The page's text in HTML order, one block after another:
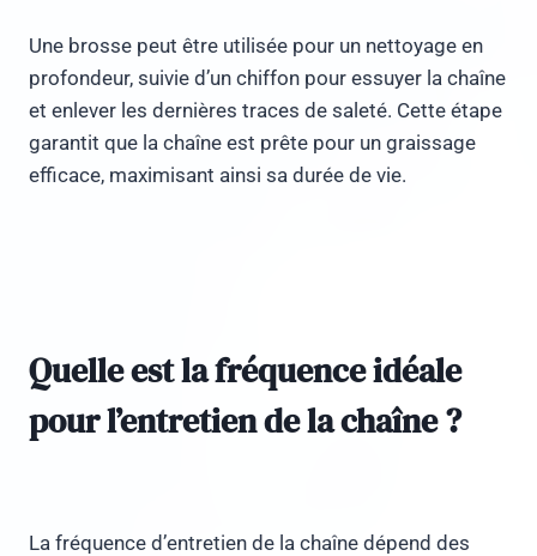
Une brosse peut être utilisée pour un nettoyage en
profondeur, suivie d’un chiffon pour essuyer la chaîne
et enlever les dernières traces de saleté. Cette étape
garantit que la chaîne est prête pour un graissage
efficace, maximisant ainsi sa durée de vie.
Quelle est la fréquence idéale
pour l’entretien de la chaîne ?
La fréquence d’entretien de la chaîne dépend des